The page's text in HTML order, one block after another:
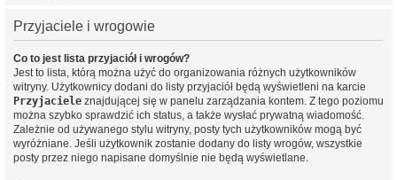
Przyjaciele i wrogowie
Co to jest lista przyjaciół i wrogów?
Jest to lista, którą można użyć do organizowania różnych użytkowników
witryny. Użytkownicy dodani do listy przyjaciół będą wyświetleni na karcie
Przyjaciele znajdującej się w panelu zarządzania kontem. Z tego poziomu
można szybko sprawdzić ich status, a także wysłać prywatną wiadomość.
Zależnie od używanego stylu witryny, posty tych użytkowników mogą być
wyróżniane. Jeśli użytkownik zostanie dodany do listy wrogów, wszystkie
posty przez niego napisane domyślnie nie będą wyświetlane.